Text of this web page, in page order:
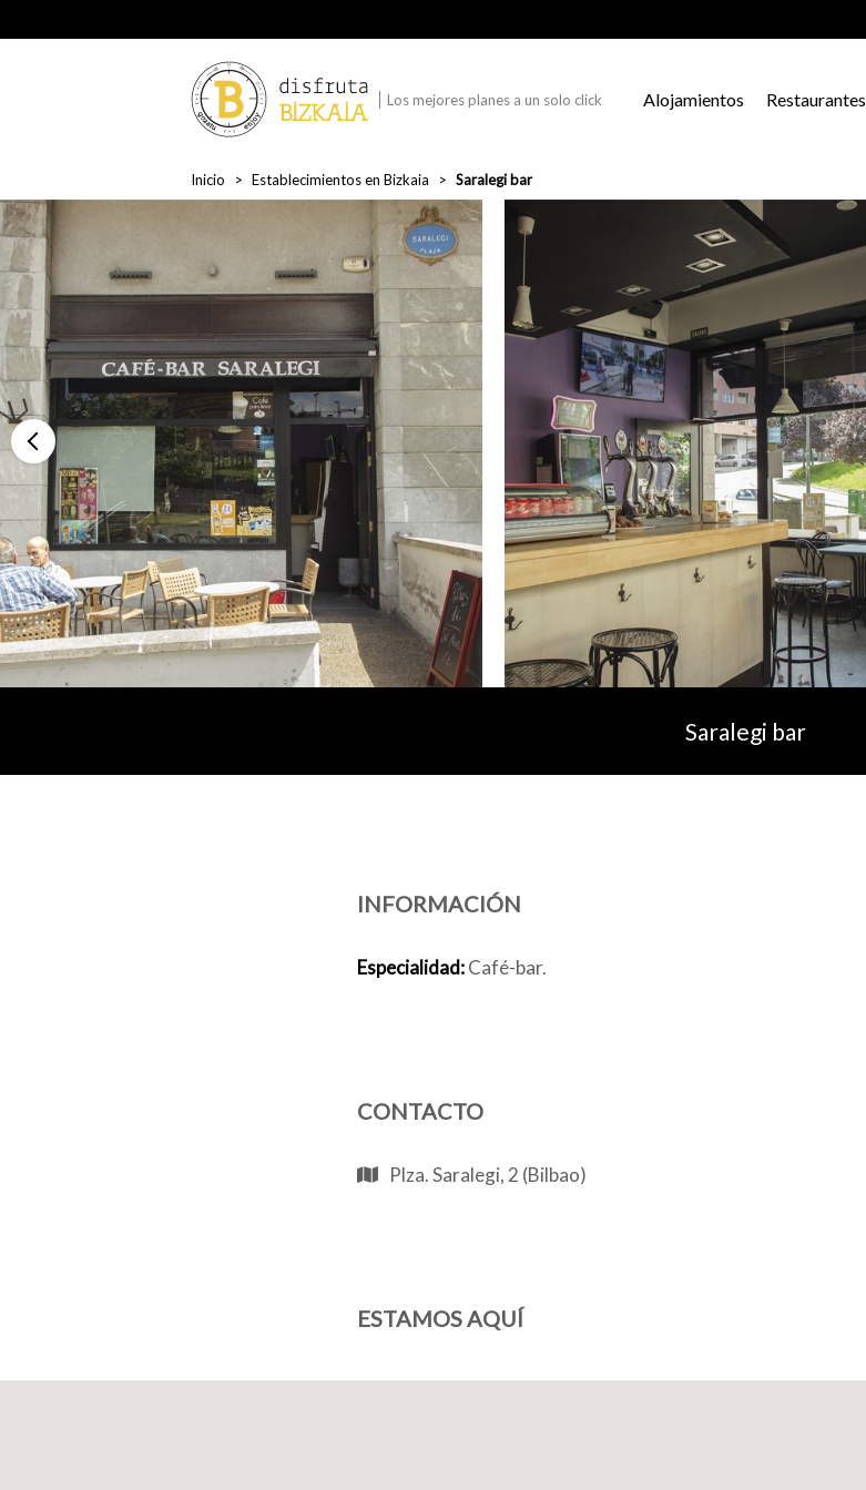
Los mejores planes a un solo click Alojamientos Restaurantes
Inicio Establecimientos en Bizkaia Saralegi bar
Saralegi bar
INFORMACIÓN
Especialidad:Café-bar.
CONTACTO
Plza. Saralegi, 2 (Bilbao)
ESTAMOS AQUÍ